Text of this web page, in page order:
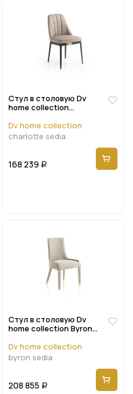
Стул в столовую Dv
home collection
Dv home collection
charlotte sedia
168 239 Р
Стул в столовую Dv
home collection Byron
Dv home collection
byron sedia
208 855 Р